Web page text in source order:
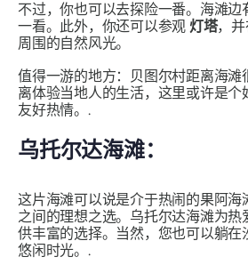
不过，你也可以去探险一番。海滩
一看。此外，你还可以参观 灯塔，
周围的自然风光。
值得一游的地方：贝图尔村距离海滩
离体验当地人的生活，这里或许是个
友好热情。.
乌托尔达海滩：
这片海滩可以说是介于热闹的果阿海
之间的理想之选。乌托尔达海滩为热
供丰富的选择。当然，您也可以躺在
悠闲时光。.